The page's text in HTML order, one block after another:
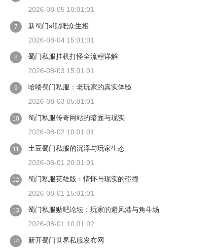
2026-08-05 10:01:01
7
新蜀门sf贴吧众生相
2026-08-04 15:01:01
8
蜀门私服挂机打怪全流程详解
2026-08-03 15:01:01
9
哈喽蜀门私服：老玩家的真实体验
2026-08-03 05:01:01
10
蜀门私服传奇网站的暗面与现实
2026-08-02 10:01:01
11
土豆蜀门私服的沉浮与玩家生态
2026-08-01 20:01:01
12
蜀门私服英雄版：情怀与现实的碰撞
2026-08-01 15:01:01
13
蜀门私服贴吧论坛：玩家的避风港与角斗场
2026-08-01 10:01:02
14
新开蜀门世界私服发布网